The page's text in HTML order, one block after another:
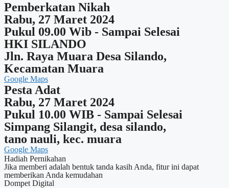
Pemberkatan Nikah
Rabu, 27 Maret 2024
Pukul 09.00 Wib - Sampai Selesai
HKI SILANDO
Jln. Raya Muara Desa Silando,
Kecamatan Muara
Google Maps
Pesta Adat
Rabu, 27 Maret 2024
Pukul 10.00 WIB - Sampai Selesai
Simpang Silangit, desa silando,
tano nauli, kec. muara
Google Maps
Hadiah Pernikahan
Jika memberi adalah bentuk tanda kasih Anda, fitur ini dapat
memberikan Anda kemudahan
Dompet Digital